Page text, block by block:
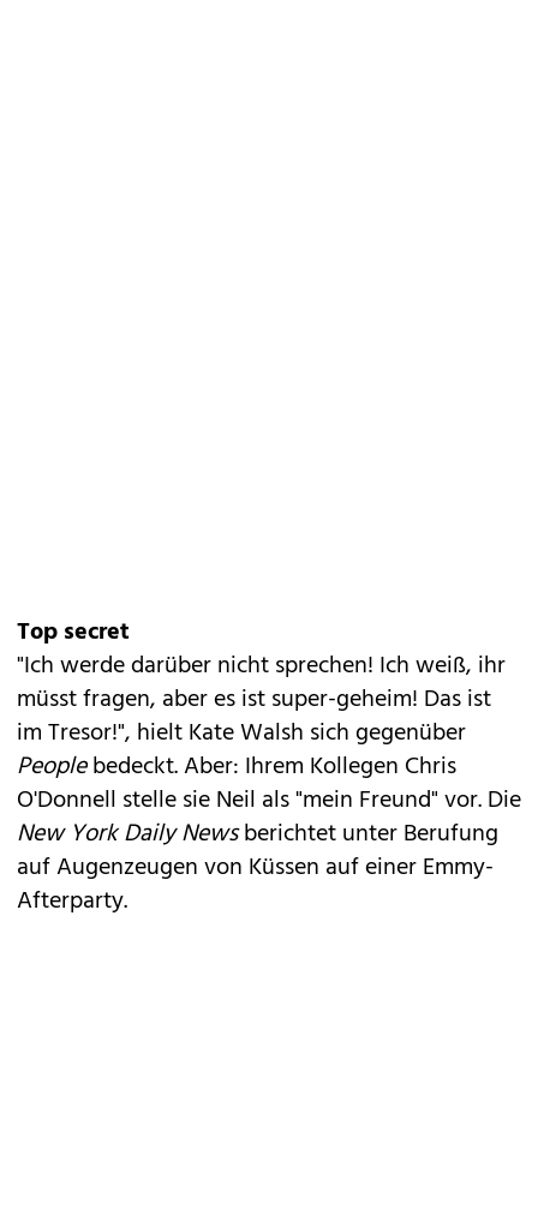
Top secret
"Ich werde darüber nicht sprechen! Ich weiß, ihr
müsst fragen, aber es ist super-geheim! Das ist
im Tresor!", hielt Kate Walsh sich gegenüber
Peoplebedeckt. Aber: Ihrem Kollegen Chris
O'Donnell stelle sie Neil als "mein Freund" vor. Die
New York Daily Newsberichtet unter Berufung
auf Augenzeugen von Küssen auf einerEmmy-
Afterparty.